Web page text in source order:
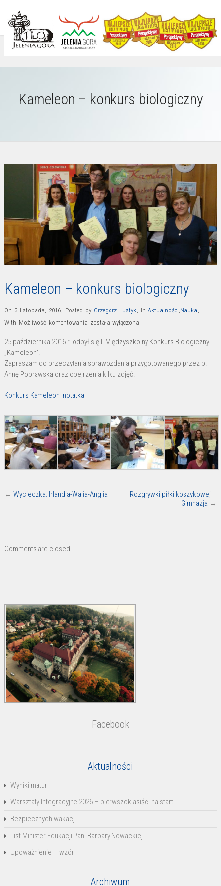
Kameleon – konkurs biologiczny
Kameleon – konkurs biologiczny
On 3 listopada, 2016 Posted by Grzegorz Lustyk In Aktualności Nauka
With Możliwość komentowania Kameleon
konkurs
biologiczny
została wyłączona
25 października 2016 r. odbył się II Międzyszkolny Konkurs Biologiczny
„Kameleon”.
Zapraszam do przeczytania sprawozdania przygotowanego przez p.
Annę Poprawską oraz obejrzenia kilku zdjęć.
Konkurs Kameleon_notatka
← Wycieczka: Irlandia-Walia-Anglia
Rozgrywki piłki koszykowej –
Gimnazja →
Comments are closed.
Facebook
Aktualności
Wyniki matur
Warsztaty Integracyjne 2026 – pierwszoklasiści na start!
Bezpiecznych wakacji
List Minister Edukacji Pani Barbary Nowackiej
Upoważnienie – wzór
Archiwum